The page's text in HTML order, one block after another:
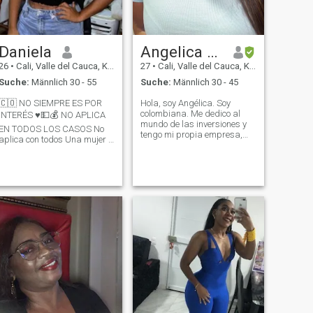
zu lassen.
• Cali, Valle del Cauca, Kolumbien
Männlich 30 - 55
NO SIEMPRE ES POR
♥️💵💰 NO APLICA
TODOS LOS CASOS No
con todos Una mujer a
personalidad, que los
ordi
Angelica Julieth
27 • Cali, Valle del Cauca, Kolumbien
Suche: Männlich 30 - 45
Hola, soy Angélica. Soy
colombiana. Me dedico al
mundo de las inversiones y
tengo mi propia empresa,
una carrera que siempre me
ha llam